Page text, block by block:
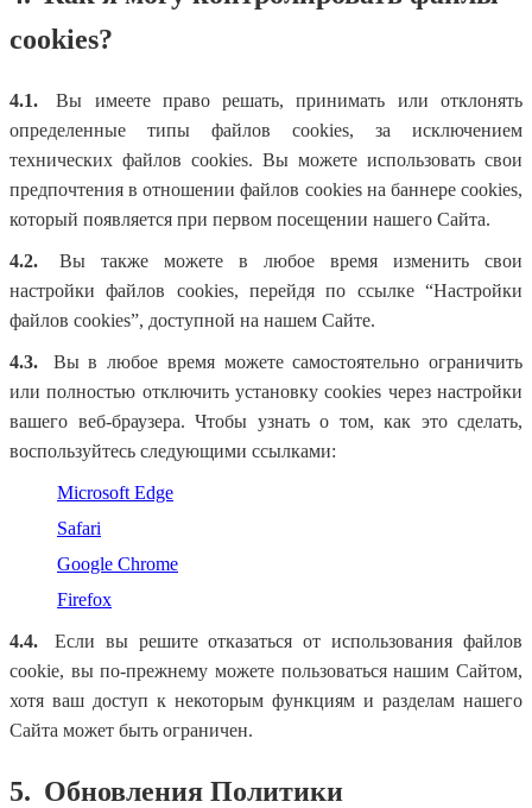
cookies?
4.1.
Вы имеете право решать, принимать или отклонять
определенные типы файлов cookies, за исключением
технических файлов cookies. Вы можете использовать свои
предпочтения в отношении файлов cookies на баннере cookies,
который появляется при первом посещении нашего Сайта.
4.2.
Вы также можете в любое время изменить свои
настройки файлов cookies, перейдя по ссылке “Настройки
файлов cookies”, доступной на нашем Сайте.
4.3.
Вы в любое время можете самостоятельно ограничить
или полностью отключить установку cookies через настройки
вашего веб-браузера. Чтобы узнать о том, как это сделать,
воспользуйтесь следующими ссылками:
Microsoft Edge
Safari
Google Chrome
Firefox
4.4.
Если вы решите отказаться от использования файлов
cookie, вы по-прежнему можете пользоваться нашим Сайтом,
хотя ваш доступ к некоторым функциям и разделам нашего
Сайта может быть ограничен.
5. Обновления Политики